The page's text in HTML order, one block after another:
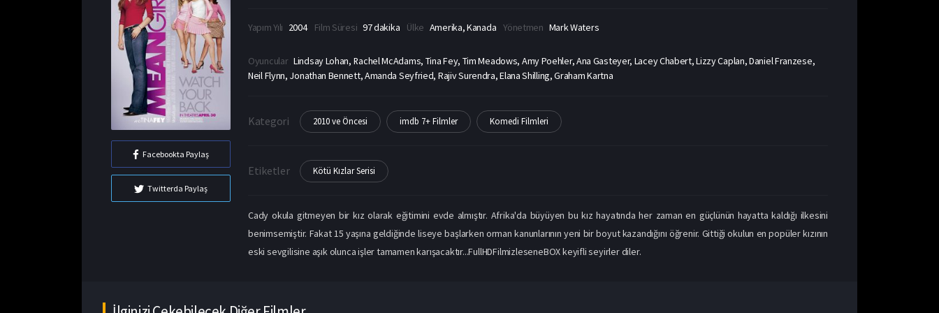
Facebookta Paylaş
Twitterda Paylaş
Yapım Yılı 2004 Film Süresi 97 dakika Ülke Amerika, Kanada Yönetmen Mark Waters
Oyuncular Lindsay Lohan, Rachel McAdams, Tina Fey, Tim Meadows, Amy Poehler, Ana Gasteyer, Lacey Chabert, Lizzy Caplan, Daniel Franzese,
Neil Flynn, Jonathan Bennett, Amanda Seyfried, Rajiv Surendra, Elana Shilling, Graham Kartna
Kategori 2010 ve Öncesi imdb 7+ Filmler Komedi Filmleri
Etiketler Kötü Kızlar Serisi
Cady okula gitmeyen bir kız olarak eğitimini evde almıştır. Afrika'da büyüyen bu kız hayatında her zaman en güçlünün hayatta kaldığı ilkesini
benimsemiştir. Fakat 15 yaşına geldiğinde liseye başlarken orman kanunlarının yeni bir boyut kazandığını öğrenir. Gittiği okulun en popüler kızının
eski sevgilisine aşık olunca işler tamamen karışacaktır...FullHDFilmizleseneBOX keyifli seyirler diler.